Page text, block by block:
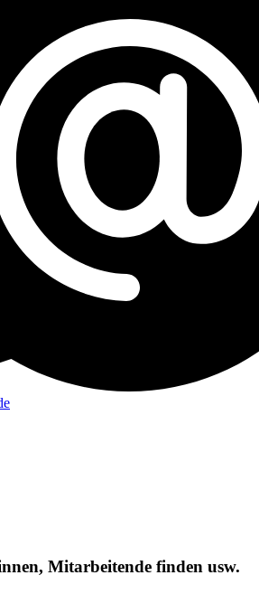
Mitarbeitende finden usw.